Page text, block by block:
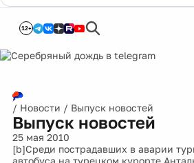
12+
/ Новости / Выпуск новостей
Выпуск новостей
25 мая 2010
[b]Среди пострадавших в аварии